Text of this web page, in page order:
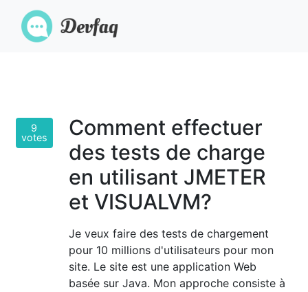
9
votes
Comment effectuer
des tests de charge
en utilisant JMETER
et VISUALVM?
Je veux faire des tests de chargement
pour 10 millions d'utilisateurs pour mon
site. Le site est une application Web
basée sur Java. Mon approche consiste à